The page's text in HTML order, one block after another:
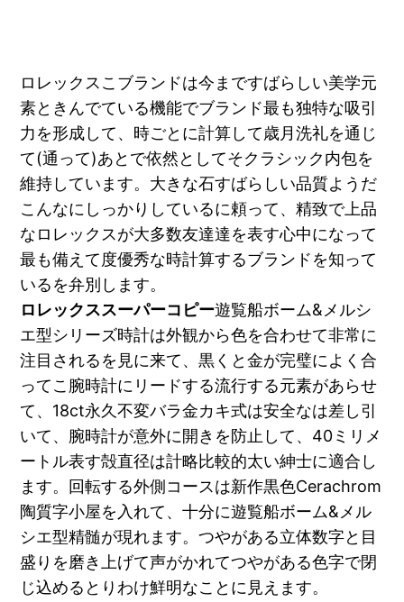
ロレックスこブランドは今まですばらしい美学元
素ときんでている機能でブランド最も独特な吸引
力を形成して、時ごとに計算して歳月洗礼を通じ
て(通って)あとで依然としてそクラシック内包を
維持しています。大きな石すばらしい品質ようだ
こんなにしっかりしているに頼って、精致で上品
なロレックスが大多数友達達を表す心中になって
最も備えて度優秀な時計算するブランドを知って
いるを弁別します。
ロレックススーパーコピー遊覧船ボーム&メルシ
エ型シリーズ時計は外観から色を合わせて非常に
注目されるを見に来て、黒くと金が完璧によく合
ってこ腕時計にリードする流行する元素があらせ
て、18ct永久不変バラ金カキ式は安全なは差し引
いて、腕時計が意外に開きを防止して、40ミリメ
ートル表す殻直径は計略比較的太い紳士に適合し
ます。回転する外側コースは新作黒色Cerachrom
陶質字小屋を入れて、十分に遊覧船ボーム&メル
シエ型精髄が現れます。つやがある立体数字と目
盛りを磨き上げて声がかれてつやがある色字で閉
じ込めるとりわけ鮮明なことに見えます。